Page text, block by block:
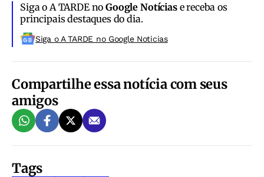
Siga o A TARDE noGoogle Notíciase receba os
principais destaques do dia.
Siga o A TARDE no Google Noticias
Compartilhe essa notícia com seus
amigos
Tags